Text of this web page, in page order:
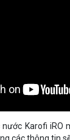
Karofi iRO